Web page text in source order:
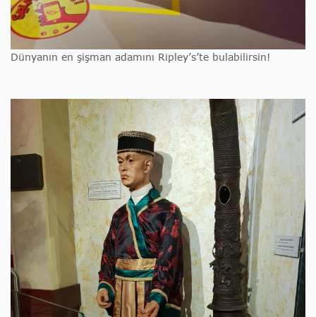
Dünyanın en şişman adamını Ripley’s’te bulabilirsin!